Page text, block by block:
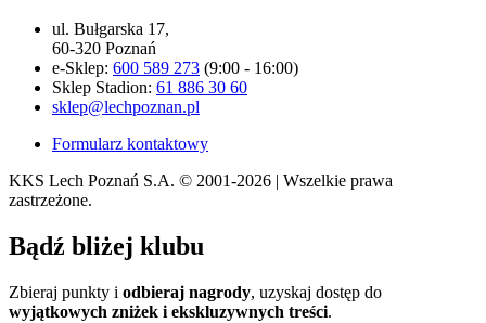
ul. Bułgarska 17,
60-320 Poznań
e-Sklep: 600 589 273 (9:00 - 16:00)
Sklep Stadion: 61 886 30 60
sklep@lechpoznan.pl
Formularz kontaktowy
KKS Lech Poznań S.A. © 2001-2026 | Wszelkie prawa
zastrzeżone.
Bądź bliżej klubu
Zbieraj punkty i odbieraj nagrody, uzyskaj dostęp do
wyjątkowych zniżek i ekskluzywnych treści.